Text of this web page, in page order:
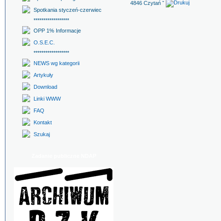
Spotkania styczeń-czerwiec
******************
OPP 1% Informacje
O.S.E.C.
******************
NEWS wg kategorii
Artykuły
Download
Linki WWW
FAQ
Kontakt
Szukaj
4846 Czytań ˇ